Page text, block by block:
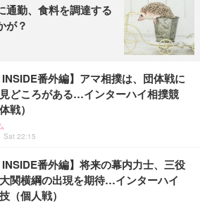
通勤、食料を調達する
が？
INSIDE番外編】アマ相撲は、団体戦に
どころがある…インターハイ相撲競
戦）
Sat 22:15
INSIDE番外編】将来の幕内力士、三役
関横綱の出現を期待…インターハイ
（個人戦）